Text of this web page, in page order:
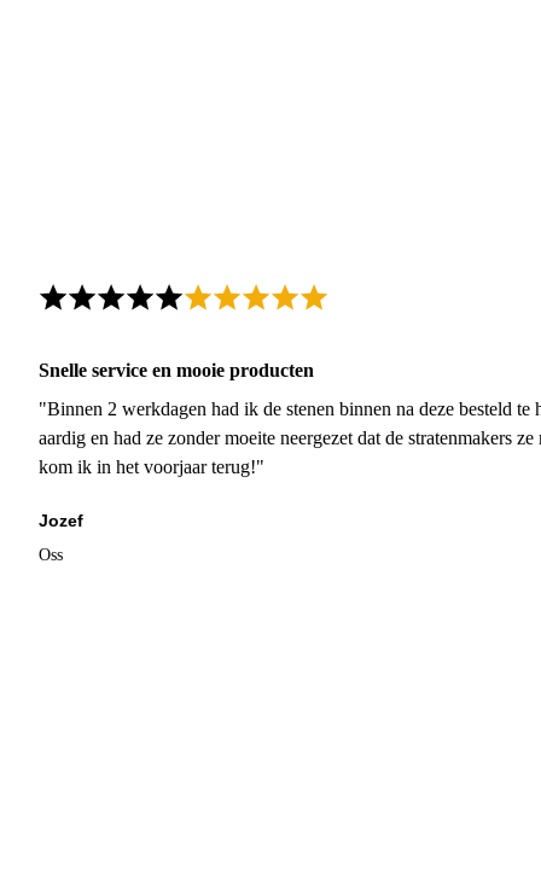
Snelle service en mooie producten
"Binnen 2 werkdagen had ik de stenen binnen na deze besteld
aardig en had ze zonder moeite neergezet dat de stratenmakers
kom ik in het voorjaar terug!"
Jozef
Oss